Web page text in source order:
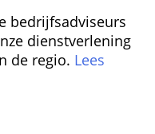
bedrijfsadviseurs
dienstverlening
de regio. Lees